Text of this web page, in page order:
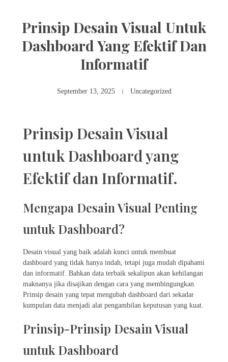
Prinsip Desain Visual Untuk
Dashboard Yang Efektif Dan
Informatif
September 13, 2025 Uncategorized
Prinsip Desain Visual
untuk Dashboard yang
Efektif dan Informatif.
Mengapa Desain Visual Penting
untuk Dashboard?
Desain visual yang baik adalah kunci untuk membuat
dashboard yang tidak hanya indah, tetapi juga mudah dipahami
dan informatif. Bahkan data terbaik sekalipun akan kehilangan
maknanya jika disajikan dengan cara yang membingungkan.
Prinsip desain yang tepat mengubah dashboard dari sekadar
kumpulan data menjadi alat pengambilan keputusan yang kuat.
Prinsip-Prinsip Desain Visual
untuk Dashboard